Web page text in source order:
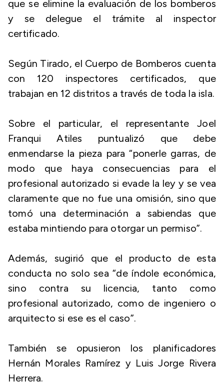
que se elimine la evaluación de los bomberos
y se delegue el trámite al inspector
certificado.
Según Tirado, el Cuerpo de Bomberos cuenta
con 120 inspectores certificados, que
trabajan en 12 distritos a través de toda la isla.
Sobre el particular, el representante Joel
Franqui Atiles puntualizó que debe
enmendarse la pieza para “ponerle garras, de
modo que haya consecuencias para el
profesional autorizado si evade la ley y se vea
claramente que no fue una omisión, sino que
tomó una determinación a sabiendas que
estaba mintiendo para otorgar un permiso”.
Además, sugirió que el producto de esta
conducta no solo sea “de índole económica,
sino contra su licencia, tanto como
profesional autorizado, como de ingeniero o
arquitecto si ese es el caso”.
También se opusieron los planificadores
Hernán Morales Ramírez y Luis Jorge Rivera
Herrera.